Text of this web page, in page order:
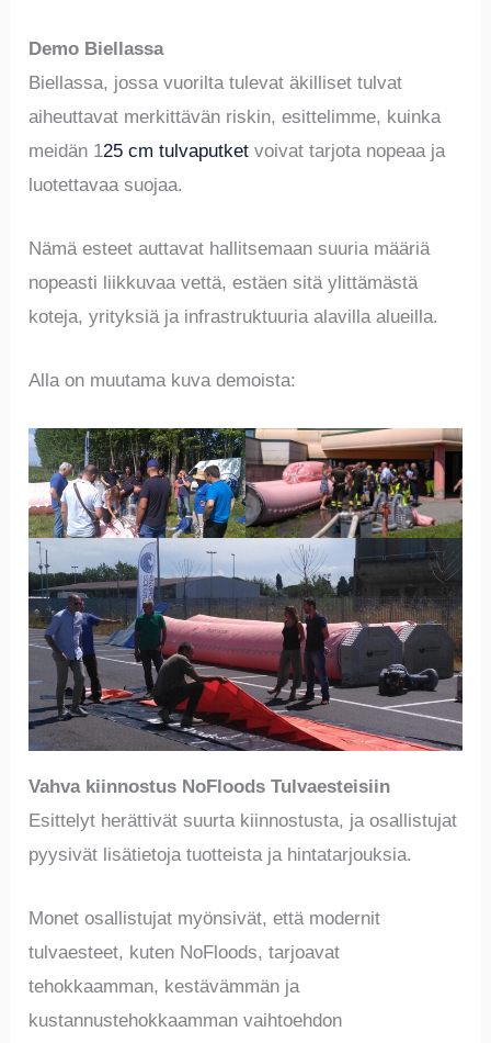
Demo Biellassa
Biellassa, jossa vuorilta tulevat äkilliset tulvat
aiheuttavat merkittävän riskin, esittelimme, kuinka
meidän 125 cm tulvaputket voivat tarjota nopeaa ja
luotettavaa suojaa.
Nämä esteet auttavat hallitsemaan suuria määriä
nopeasti liikkuvaa vettä, estäen sitä ylittämästä
koteja, yrityksiä ja infrastruktuuria alavilla alueilla.
Alla on muutama kuva demoista:
Vahva kiinnostus NoFloods Tulvaesteisiin
Esittelyt herättivät suurta kiinnostusta, ja osallistujat
pyysivät lisätietoja tuotteista ja hintatarjouksia.
Monet osallistujat myönsivät, että modernit
tulvaesteet, kuten NoFloods, tarjoavat
tehokkaamman, kestävämmän ja
kustannustehokkaamman vaihtoehdon